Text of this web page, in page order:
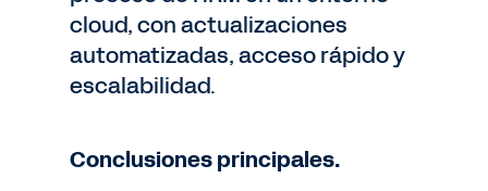
cloud, con actualizaciones
automatizadas, acceso rápido y
escalabilidad.
Conclusiones principales.